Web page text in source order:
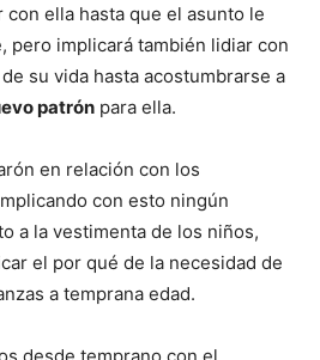
ella hasta que el asunto le
pero implicará también lidiar con
su vida hasta acostumbrarse a
patrón para ella.
en relación con los
con esto ningún
a la vestimenta de los niños,
el por qué de la necesidad de
a temprana edad.
desde temprano con el